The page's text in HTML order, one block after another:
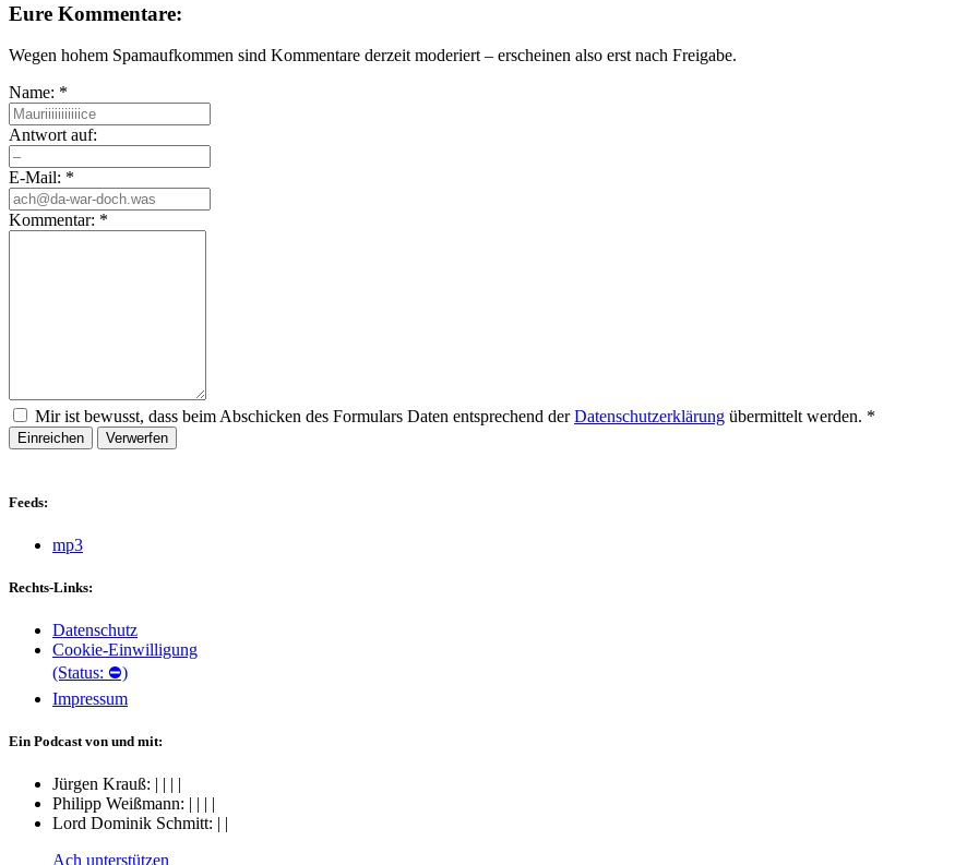
Eure Kommentare:
Wegen hohem Spamaufkommen sind Kommentare derzeit moderiert – erscheinen also erst nach Freigabe.
Name: *
Antwort auf:
E-Mail: *
Kommentar: *
Mir ist bewusst, dass beim Abschicken des Formulars Daten entsprechend derDatenschutzerklärung übermittelt werden. *
Einreichen Verwerfen
Feeds:
mp3
Rechts-Links:
Datenschutz
Cookie-Einwilligung
(Status: ⛔)
Impressum
Ein Podcast von und mit:
Jürgen Krauß: | | | |
Philipp Weißmann: | | | |
Lord Dominik Schmitt: | |
Ach unterstützen